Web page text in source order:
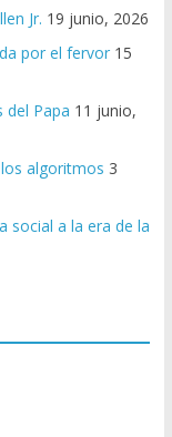
Jr. 19 junio, 2026
por el fervor 15
del Papa 11 junio,
algoritmos 3
social a la era de la